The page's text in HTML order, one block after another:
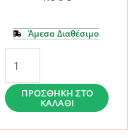
Άμεσα Διαθέσιμο
Huawei
Watch
Fit
ΠΡΟΣΘΉΚΗ ΣΤΟ
ΚΑΛΆΘΙ